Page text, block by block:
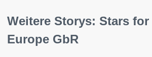
Weitere Storys: Stars for
Europe GbR